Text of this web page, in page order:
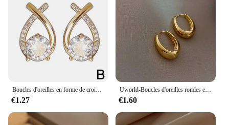
€1.27
Uworld-Boucles d'oreilles rondes en acier inoxydable plaqué or 18 carats pour femme, hypoallergénique, vintage, premium, fête
€1.60